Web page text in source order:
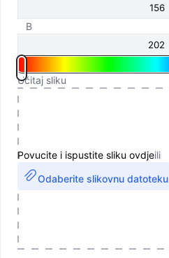
B
Učitaj sliku
Povucite i ispustite sliku ovdjeili
Odaberite slikovnu datoteku